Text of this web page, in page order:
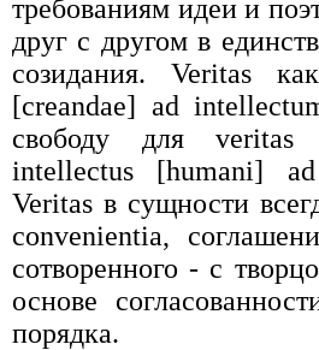
требованиям идеи и
друг с другом в
созидания. Veritas
[creandae] ad
свободу для veritas
intellectus [humani]
Veritas в сущности
convenientia,
сотворенного - с
основе
порядка.